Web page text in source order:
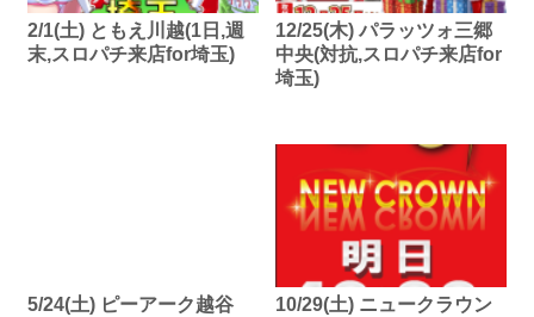
2/1(土) ともえ川越(1日,週
末,スロパチ来店for埼玉)
12/25(木) パラッツォ三郷
中央(対抗,スロパチ来店for
埼玉)
5/24(土) ピーアーク越谷
10/29(土) ニュークラウン